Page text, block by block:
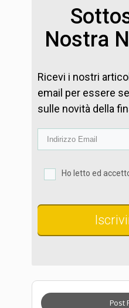
Nostra
Ricevi i nostri
email per essere
sulle novità della
Ho letto ed
Post